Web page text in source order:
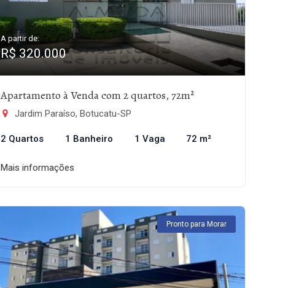
A partir de:
R$ 320.000
Apartamento à Venda com 2 quartos, 72m²
Jardim Paraíso, Botucatu-SP
2 Quartos 1 Banheiro 1 Vaga 72 m²
Mais informações
Pronto para Morar